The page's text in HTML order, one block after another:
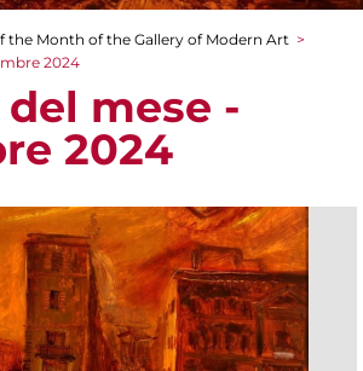
the Month of the Gallery of Modern Art >
2024
mese -
2024